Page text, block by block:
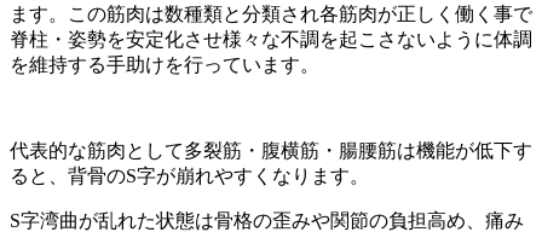
ます。この筋肉は数種類と分類され各筋肉が正しく働く事で
脊柱・姿勢を安定化させ様々な不調を起こさないように体調
を維持する手助けを行っています。
代表的な筋肉として多裂筋・腹横筋・腸腰筋は機能が低下す
ると、背骨のS字が崩れやすくなります。
S字湾曲が乱れた状態は骨格の歪みや関節の負担高め、痛み